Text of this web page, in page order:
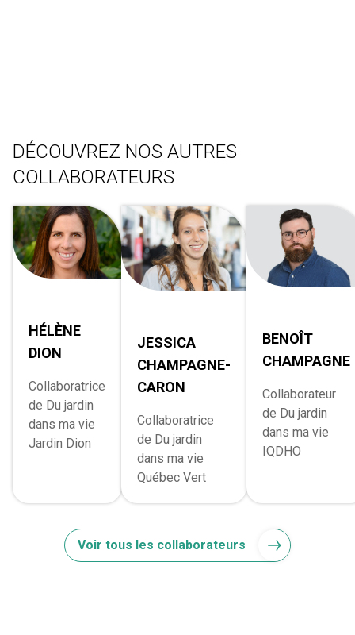
DÉCOUVREZ NOS AUTRES
COLLABORATEURS
HÉLÈNE
DION
Collaboratrice
de Du jardin
dans ma vie
Jardin Dion
JESSICA
CHAMPAGNE-
CARON
Collaboratrice
de Du jardin
dans ma vie
Québec Vert
BENOÎT
CHAMPAGNE
Collaborateur
de Du jardin
dans ma vie
IQDHO
Voir tous les collaborateurs